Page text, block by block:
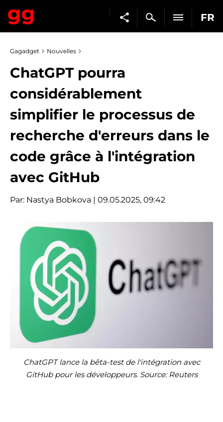
FR
Gagadget Nouvelles
ChatGPT pourra
considérablement
simplifier le processus de
recherche d'erreurs dans le
code grâce à l'intégration
avec GitHub
Par: Nastya Bobkova | 09.05.2025, 09:42
ChatGPT lance la bêta-test de l'intégration avec
GitHub pour les développeurs. Source: Reuters